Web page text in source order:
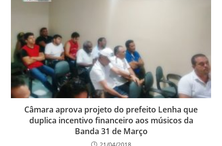
Câmara aprova projeto do prefeito Lenha que
duplica incentivo financeiro aos músicos da
Banda 31 de Março